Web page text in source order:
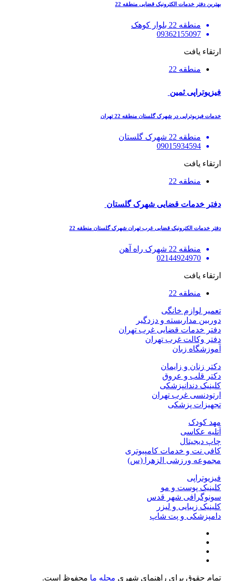
بهترین دفتر خدمات الکترونیک قضایی منطقه 22
منطقه 22 بلوار کوهک
09362155097
ارتقاء یافت
منطقه 22
فیزیوتراپی ثمین
خدمات فیزیوتراپی در شهرک گلستان منطقه 22 تهران
منطقه 22 شهرک گلستان
09015934594
ارتقاء یافت
منطقه 22
دفتر خدمات قضایی شهرک گلستان
دفتر خدمات الکترونیک قضایی غرب تهران شهرک گلستان منطقه 22
منطقه 22 شهرک راه آهن
02144924970
ارتقاء یافت
منطقه 22
تعمیر لوازم خانگی
دوربین مداربسته و دزدگیر
دفتر خدمات قضایی غرب تهران
دفتر وکالت غرب تهران
آموزشگاه زبان
دکتر زنان و زایمان
دکتر قلب و عروق
کلینیک دندانپزشکی
ارتودنسی غرب تهران
تجهیزات پزشکی
مهد کودک
آتلیه عکاسی
چاپ دیجیتال
کافی نت و خدمات کامپیوتری
مجموعه ورزشی الزهرا (س)
فیزیوتراپی
کلینیک پوست و مو
سونوگرافی شهر قدس
کلینیک زیبایی و لیزر
دامپزشکی و پت شاپ
تمام حقوق برای راهنمای شهری محله ما محفوظ است.